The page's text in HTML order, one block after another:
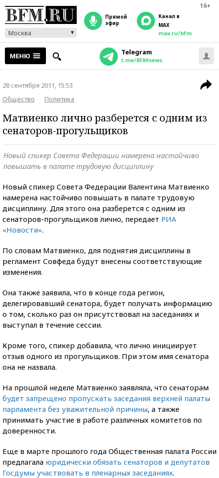
16+
Москва
прямой
эфир
Канал в
MAX
max.ru/bfm
МЕНЮ Telegram
t.me/BFMnews
28 сентября 2011, 15:53
Общество
Политика
Матвиенко лично разберется с одним из
сенаторов-прогульщиков
Новый спикер Совета Федерации намерена настойчиво
повышать в палате трудовую дисциплину
Новый спикер Совета Федерации Валентина Матвиенко
намерена настойчиво повышать в палате трудовую
дисциплину. Для этого она разберется с одним из
сенаторов-прогульщиков лично, передает РИА
«Новости».
По словам Матвиенко, для поднятия дисциплины в
регламент Совфеда будут внесены соответствующие
изменения.
Она также заявила, что в конце года регион,
делегировавший сенатора, будет получать информацию
о том, сколько раз он присутствовал на заседаниях и
выступал в течение сессии.
Кроме того, спикер добавила, что лично инициирует
отзыв одного из прогульщиков. При этом имя сенатора
она не назвала.
На прошлой неделе Матвиенко заявляла, что сенаторам
будет запрещено пропускать заседания верхней палаты
парламента без уважительной причины, а также
принимать участие в работе различных комитетов по
доверенности.
Еще в марте прошлого года Общественная палата России
предлагала юридически обязать сенаторов и депутатов
Госдумы участвовать в пленарных заседаниях.